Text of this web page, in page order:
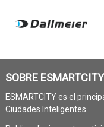
SOBRE ESMARTCITY
ESMARTCITY es el
Ciudades Inteligentes.